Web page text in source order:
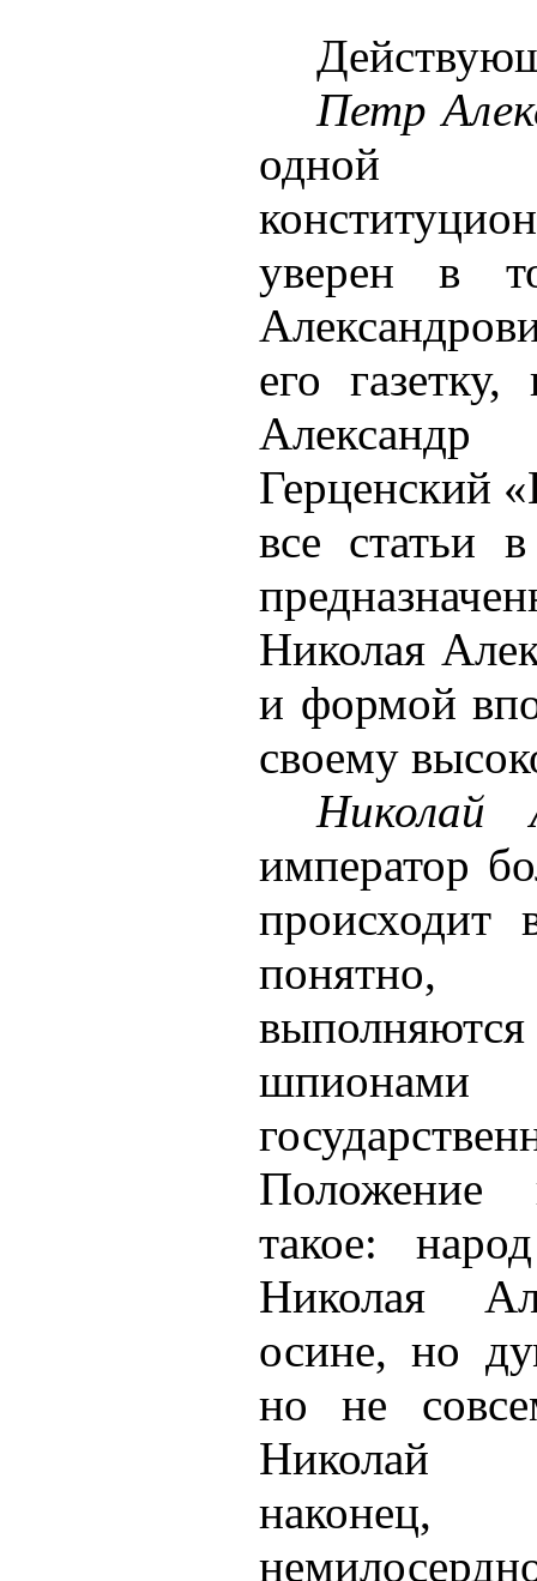
Петр
одной
уверен в
его
Герценский
все статьи
Николая
и формой
своему
Николай
император
происходит
такое:
Николая
осине, но
но не
Николай